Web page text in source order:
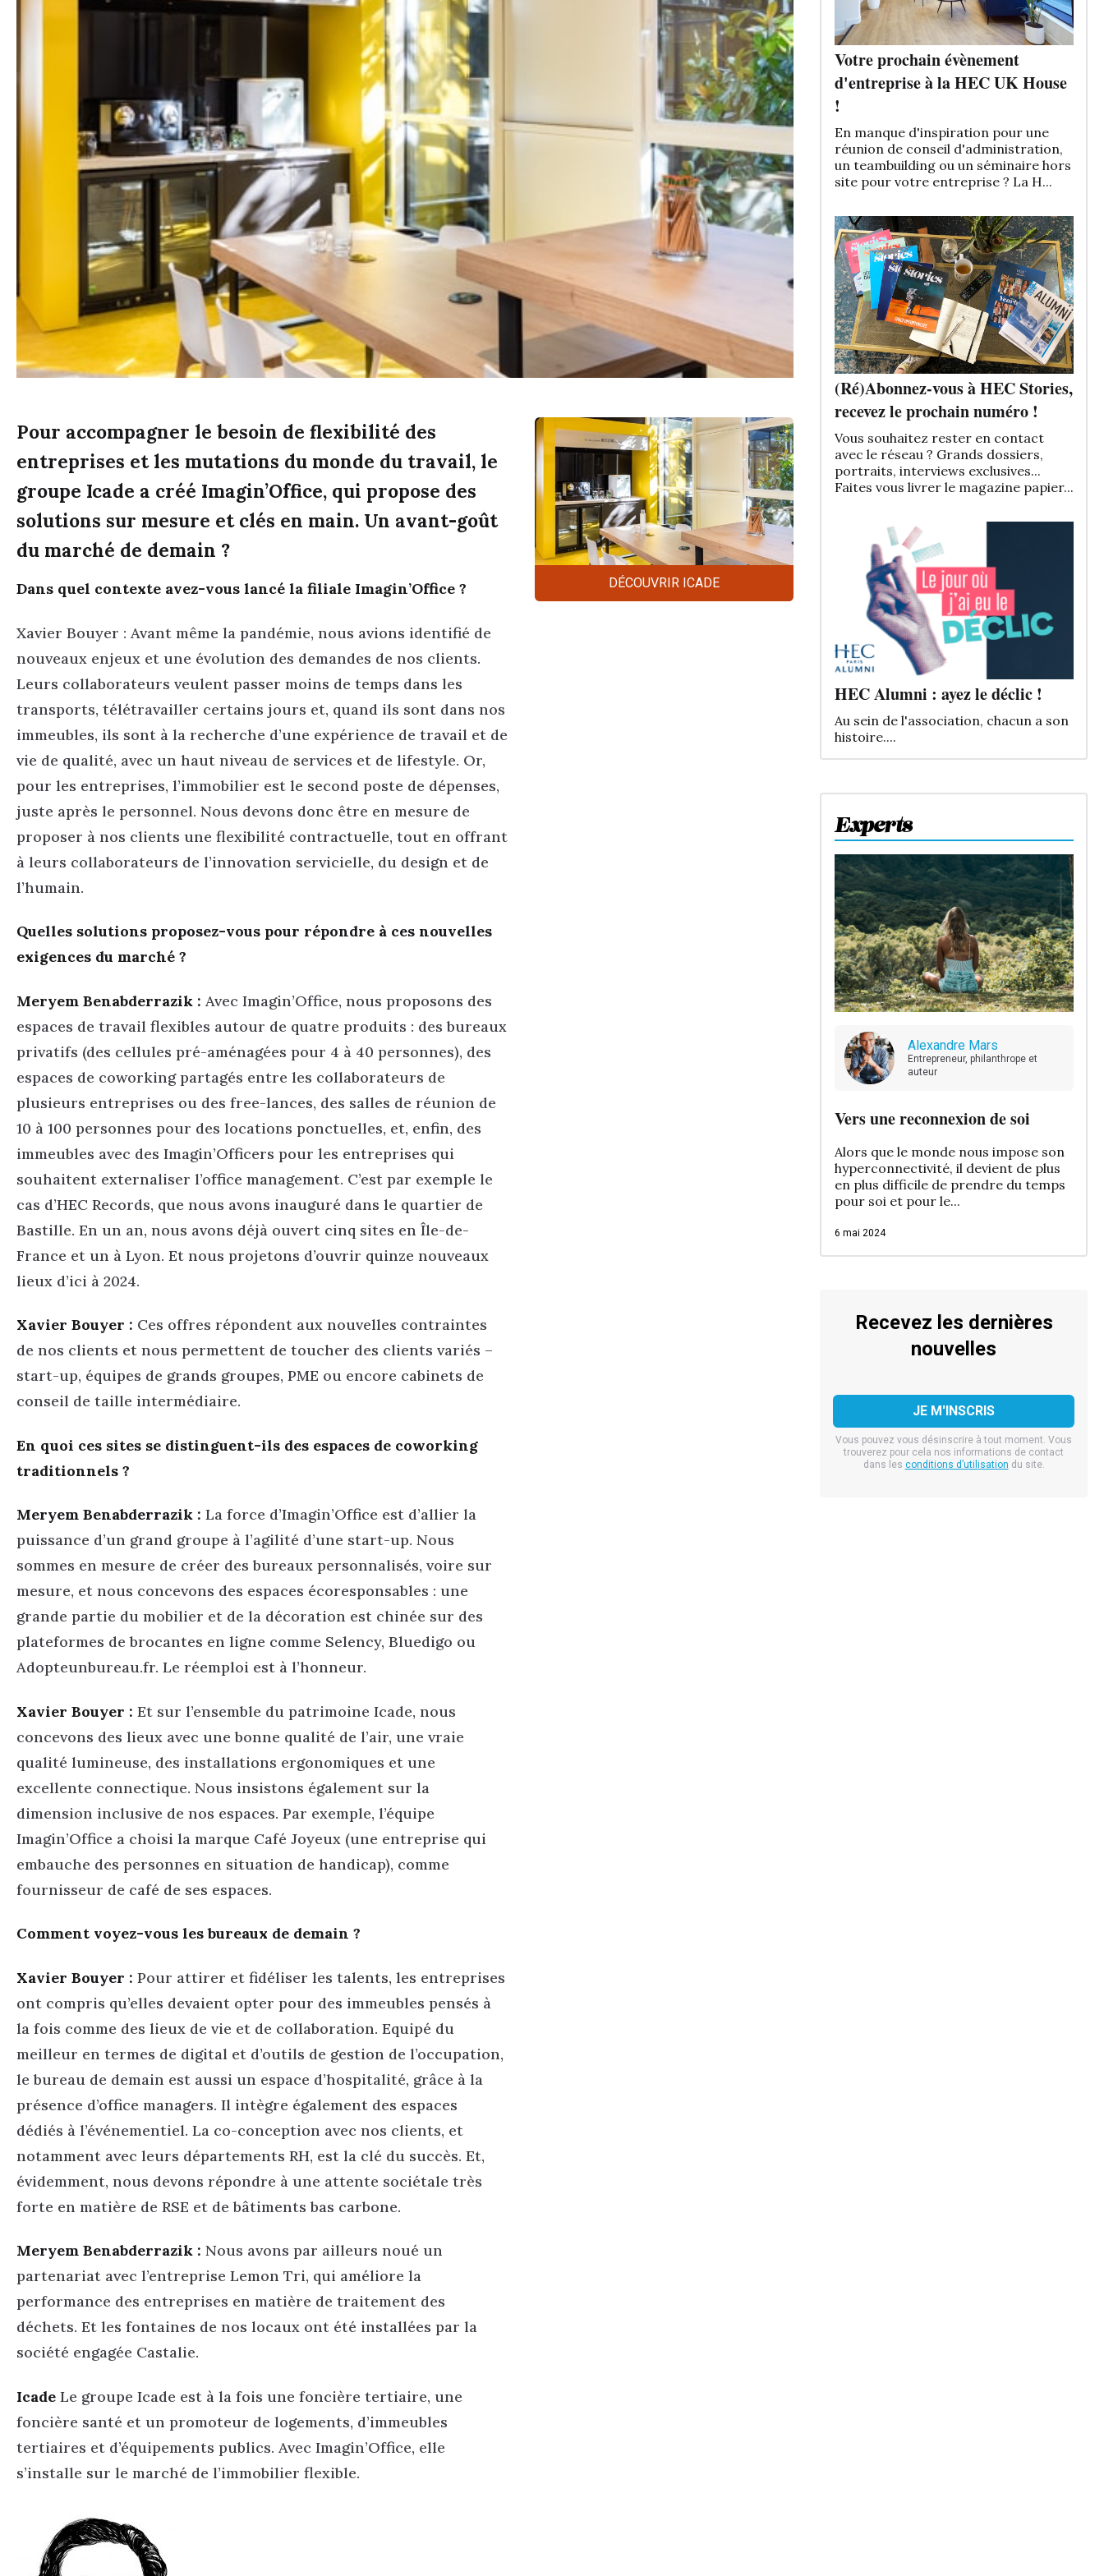
Pour accompagner le besoin de flexibilité des
entreprises et les mutations du monde du travail, le
groupe Icade a créé Imagin’Office, qui propose des
solutions sur mesure et clés en main. Un avant-goût
du marché de demain ?
Dans quel contexte avez-vous lancé la filiale Imagin’Office ?
Xavier Bouyer : Avant même la pandémie, nous avions identifié de
nouveaux enjeux et une évolution des demandes de nos clients.
Leurs collaborateurs veulent passer moins de temps dans les
transports, télétravailler certains jours et, quand ils sont dans nos
immeubles, ils sont à la recherche d’une expérience de travail et de
vie de qualité, avec un haut niveau de services et de lifestyle. Or,
pour les entreprises, l’immobilier est le second poste de dépenses,
juste après le personnel. Nous devons donc être en mesure de
proposer à nos clients une flexibilité contractuelle, tout en offrant
à leurs collaborateurs de l’innovation servicielle, du design et de
l’humain.
Quelles solutions proposez-vous pour répondre à ces nouvelles
exigences du marché ?
Meryem Benabderrazik : Avec Imagin’Office, nous proposons des
espaces de travail flexibles autour de quatre produits : des bureaux
privatifs (des cellules pré-aménagées pour 4 à 40 personnes), des
espaces de coworking partagés entre les collaborateurs de
plusieurs entreprises ou des free-lances, des salles de réunion de
10 à 100 personnes pour des locations ponctuelles, et, enfin, des
immeubles avec des Imagin’Officers pour les entreprises qui
souhaitent externaliser l’office management. C’est par exemple le
cas d’HEC Records, que nous avons inauguré dans le quartier de
Bastille. En un an, nous avons déjà ouvert cinq sites en Île-de-
France et un à Lyon. Et nous projetons d’ouvrir quinze nouveaux
lieux d’ici à 2024.
Xavier Bouyer : Ces offres répondent aux nouvelles contraintes
de nos clients et nous permettent de toucher des clients variés –
start-up, équipes de grands groupes, PME ou encore cabinets de
conseil de taille intermédiaire.
En quoi ces sites se distinguent-ils des espaces de coworking
traditionnels ?
Meryem Benabderrazik : La force d’Imagin’Office est d’allier la
puissance d’un grand groupe à l’agilité d’une start-up. Nous
sommes en mesure de créer des bureaux personnalisés, voire sur
mesure, et nous concevons des espaces écoresponsables : une
grande partie du mobilier et de la décoration est chinée sur des
plateformes de brocantes en ligne comme Selency, Bluedigo ou
Adopteunbureau.fr. Le réemploi est à l’honneur.
Xavier Bouyer : Et sur l’ensemble du patrimoine Icade, nous
concevons des lieux avec une bonne qualité de l’air, une vraie
qualité lumineuse, des installations ergonomiques et une
excellente connectique. Nous insistons également sur la
dimension inclusive de nos espaces. Par exemple, l’équipe
Imagin’Office a choisi la marque Café Joyeux (une entreprise qui
embauche des personnes en situation de handicap), comme
fournisseur de café de ses espaces.
Comment voyez-vous les bureaux de demain ?
Xavier Bouyer : Pour attirer et fidéliser les talents, les entreprises
ont compris qu’elles devaient opter pour des immeubles pensés à
la fois comme des lieux de vie et de collaboration. Equipé du
meilleur en termes de digital et d’outils de gestion de l’occupation,
le bureau de demain est aussi un espace d’hospitalité, grâce à la
présence d’office managers. Il intègre également des espaces
dédiés à l’événementiel. La co-conception avec nos clients, et
notamment avec leurs départements RH, est la clé du succès. Et,
évidemment, nous devons répondre à une attente sociétale très
forte en matière de RSE et de bâtiments bas carbone.
Meryem Benabderrazik : Nous avons par ailleurs noué un
partenariat avec l’entreprise Lemon Tri, qui améliore la
performance des entreprises en matière de traitement des
déchets. Et les fontaines de nos locaux ont été installées par la
société engagée Castalie.
Icade Le groupe Icade est à la fois une foncière tertiaire, une
foncière santé et un promoteur de logements, d’immeubles
tertiaires et d’équipements publics. Avec Imagin’Office, elle
s’installe sur le marché de l’immobilier flexible.
DÉCOUVRIR ICADE
Experts
Alexandre Mars
Entrepreneur, philanthrope et
auteur
Vers une reconnexion de soi
Alors que le monde nous impose son
hyperconnectivité, il devient de plus
en plus difficile de prendre du temps
pour soi et pour le...
6 mai 2024
Recevez les dernières
nouvelles
Vous pouvez vous désinscrire à tout moment. Vous
trouverez pour cela nos informations de contact
dans les conditions d’utilisation du site.
Votre prochain évènement
d'entreprise à la HEC UK House
!
En manque d'inspiration pour une
réunion de conseil d'administration,
un teambuilding ou un séminaire hors
site pour votre entreprise ? La H...
(Ré)Abonnez-vous à HEC Stories,
recevez le prochain numéro !
Vous souhaitez rester en contact
avec le réseau ? Grands dossiers,
portraits, interviews exclusives...
Faites vous livrer le magazine papier...
HEC Alumni : ayez le déclic !
Au sein de l'association, chacun a son
histoire....